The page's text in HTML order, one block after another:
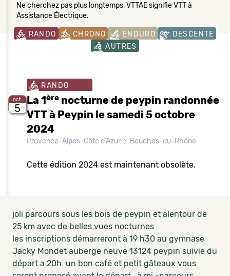
Ne cherchez pas plus longtemps, VTTAE signifie VTT à
Assistance Électrique.
RANDO CHRONO ENDURO
DESCENTE
AUTRES
oct.
5
RANDO
La 1ère nocturne de peypin randonnée
VTT à Peypin le samedi 5 octobre
2024
Provence-Alpes-Côte d'Azur Bouches-du-Rhône
Cette édition 2024 est maintenant obsolète.
joli parcours sous les bois de peypin et alentour de
25 km avec de belles vues nocturnes
les inscriptions démarreront à 19 h30 au gymnase
Jacky Mondet auberge neuve 13124 peypin suivie du
départ a 20h un bon café et petit gâteaux vous